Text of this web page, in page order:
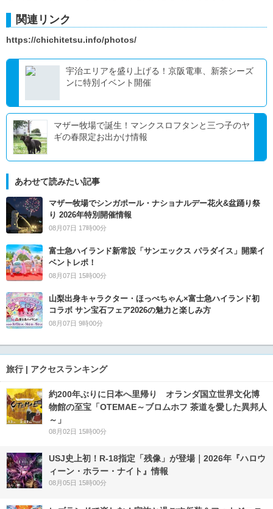
関連リンク
https://chichitetsu.info/photos/
宇治エリアを盛り上げる！京阪電車、新茶シーズ
ンに特別イベント開催
マザー牧場で誕生！マンクスロフタンと三つ子のヤ
ギの春限定お出かけ情報
あわせて読みたい記事
マザー牧場でシンガポール・ナショナルデー花火&盆踊り祭
り 2026年特別開催情報
08月07日 17時00分
富士急ハイランド新常設「サンエックス パラダイス」開業イ
ベントレポ！
08月07日 15時00分
山梨出身キャラクター・ほっぺちゃん×富士急ハイランド初
コラボ サン宝石フェア2026の魅力と楽しみ方
08月07日 9時00分
旅行 | アクセスランキング
約200年ぶりに日本へ里帰り オランダ国立世界文化博
物館の至宝「OTEMAE～ブロムホフ 茶道を愛した異邦人
～」
08月02日 15時00分
USJ史上初！R-18指定「残像」が登場｜2026年『ハロウ
ィーン・ホラー・ナイト』情報
08月05日 15時00分